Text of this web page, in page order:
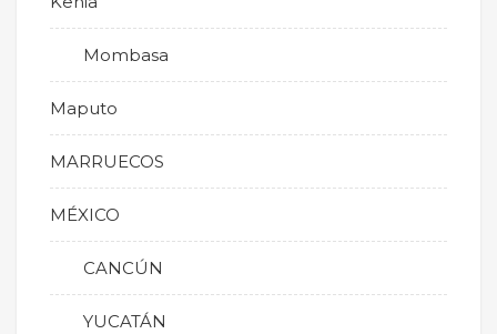
Mombasa
Maputo
MARRUECOS
MÉXICO
CANCÚN
YUCATÁN